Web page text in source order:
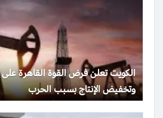
الكويت تعلن فرض القوة القاهرة
وتخفيض الإنتاج بسبب الحرب